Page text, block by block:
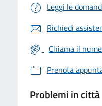
Leggi le
Richiedi
Chiama il
Prenota
Problemi in città